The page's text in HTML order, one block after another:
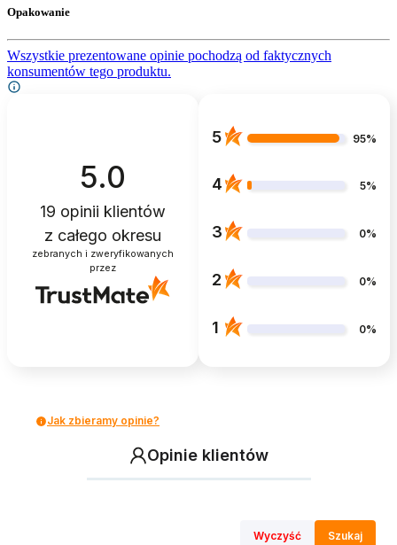
Opakowanie
Wszystkie prezentowane opinie pochodzą od faktycznych
konsumentów tego produktu.
5.0
19 opinii klientów
z całego okresu
zebranych i zweryfikowanych
przez
5 95%
4 5%
3 0%
2 0%
1 0%
Jak zbieramy opinie?
Opinie klientów
Wyczyść Szukaj